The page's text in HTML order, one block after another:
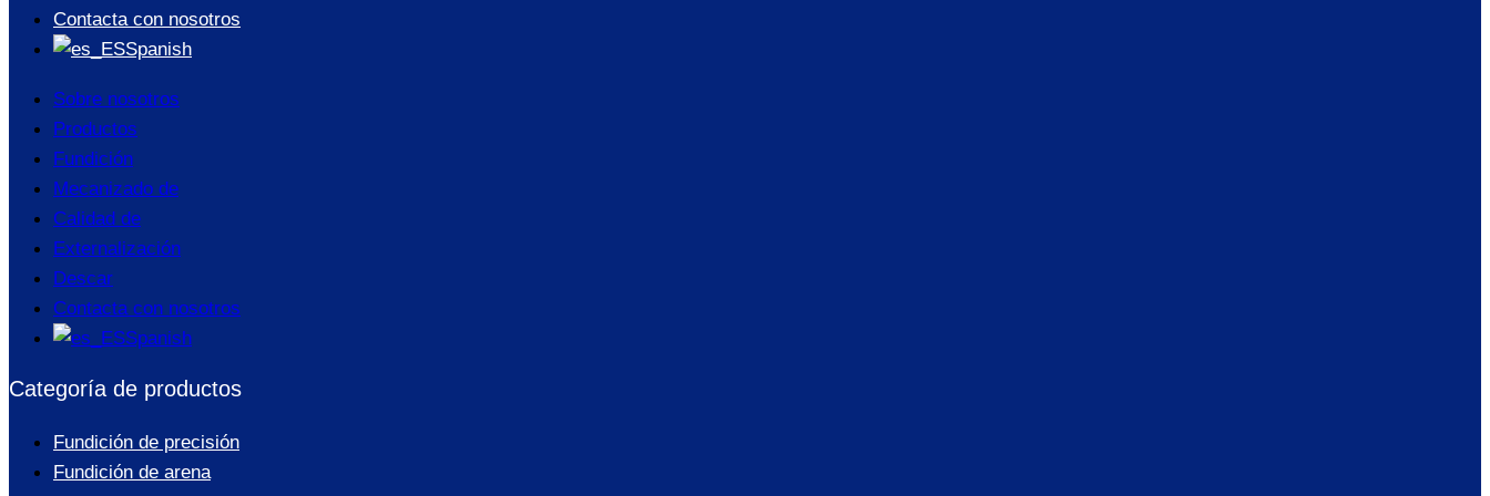
Contacta con nosotros
Spanish
Sobre nosotros
Productos
Fundición
Mecanizado de
Calidad de
Externalización
Descar
Contacta con nosotros
Spanish
Categoría de productos
Fundición de precisión
Fundición de arena